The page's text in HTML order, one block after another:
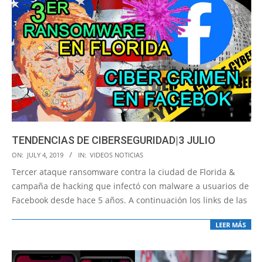
TENDENCIAS DE CIBERSEGURIDAD|3 JULIO
2019-
07-
04
ON: JULY 4, 2019 IN: VIDEOS NOTICIAS
Tercer ataque ransomware contra la ciudad de Florida &
campaña de hacking que infectó con malware a usuarios de
Facebook desde hace 5 años. A continuación los links de las
LEER MÁS